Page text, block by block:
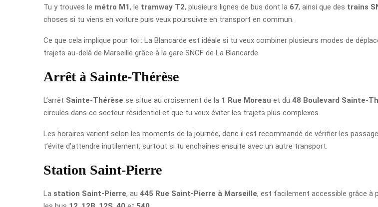
Tu y trouves le métro M1, le tramway T2, plusieurs lignes de bus dont la 67, ainsi que des trains
choses si tu viens en voiture puis veux poursuivre en transport en commun.
Ce que cela implique pour toi : La Blancarde est idéale si tu veux combiner plusieurs modes de
trajets au-delà de Marseille grâce à la gare SNCF de La Blancarde.
Arrêt à Sainte-Thérèse
L’arrêt Sainte-Thérèse se situe au croisement de la 1 Rue Moreau et du 48 Boulevard Sainte-
circules dans ce secteur résidentiel et que tu veux éviter les trajets plus complexes.
Les horaires varient selon les moments de la journée, donc il est recommandé de vérifier les
t’évite d’attendre inutilement, surtout si tu enchaînes ensuite avec un autre transport.
Station Saint-Pierre
La station Saint-Pierre, au 445 Rue Saint-Pierre à Marseille, est facilement accessible grâce à